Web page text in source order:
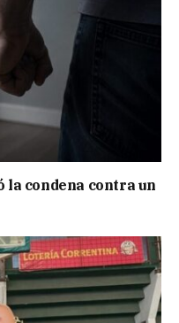
condena contra un